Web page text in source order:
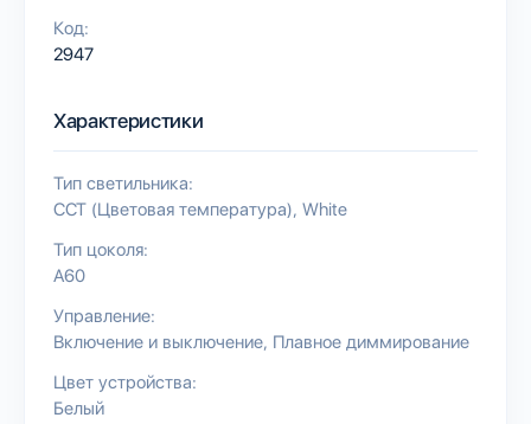
Код:
2947
Характеристики
Тип светильника:
CCT (Цветовая температура) White
Тип цоколя:
A60
Управление:
Включение и выключение Плавное диммирование
Цвет устройства:
Белый